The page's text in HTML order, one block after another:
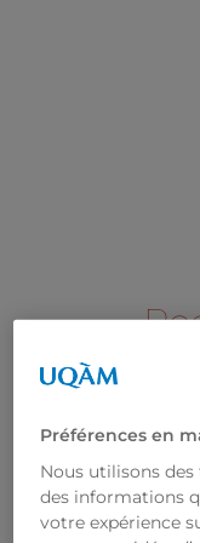
Préférences en
Nous utilisons
des informations
votre expérience